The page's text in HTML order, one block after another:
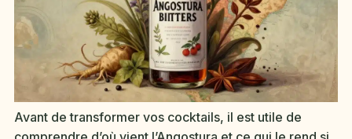
Avant de transformer vos cocktails, il est utile de